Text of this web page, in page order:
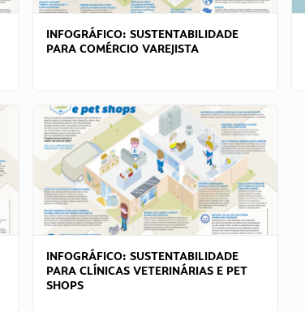
INFOGRÁFICO: SUSTENTABILIDADE
PARA COMÉRCIO VAREJISTA
INFOGRÁFICO: SUSTENTABILIDADE
PARA CLÍNICAS VETERINÁRIAS E PET
SHOPS